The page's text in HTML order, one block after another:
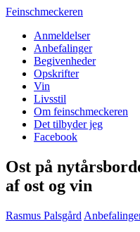
Feinschmeckeren
Anmeldelser
Anbefalinger
Begivenheder
Opskrifter
Vin
Livsstil
Om feinschmeckeren
Det tilbyder jeg
Facebook
Ost på
af ost og vin
Rasmus Palsgård